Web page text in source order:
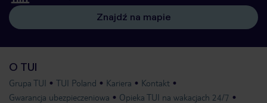
Znajdź na mapie
O TUI
Grupa TUI TUI Poland Kariera
Kontakt
Gwarancja ubezpieczeniowa
Opieka TUI na wakacjach 24/7